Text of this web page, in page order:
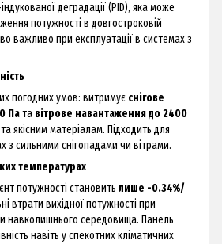
деградації (PID), яка може
потужності в довгостроковій
важливо при експлуатації в системах з
погодних умов: витримує снігове
Пата вітрове навантаження до 2400
якісним матеріалам. Підходить для
з сильними снігопадами чи вітрами.
температурах
потужності становить лише -0.34%/
втрати вихідної потужності при
навколишнього середовища. Панель
навіть у спекотних кліматичних